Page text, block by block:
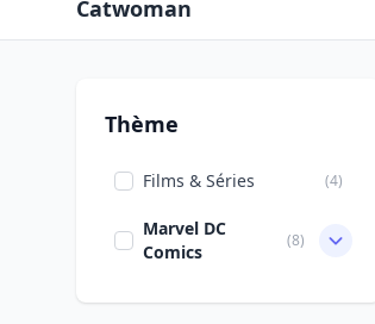
Catwoman
Thème
Films & Séries (4)
Marvel DC
Comics
(8)